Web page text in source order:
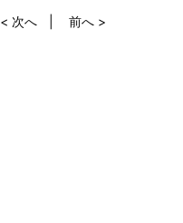
< 次へ 前へ >